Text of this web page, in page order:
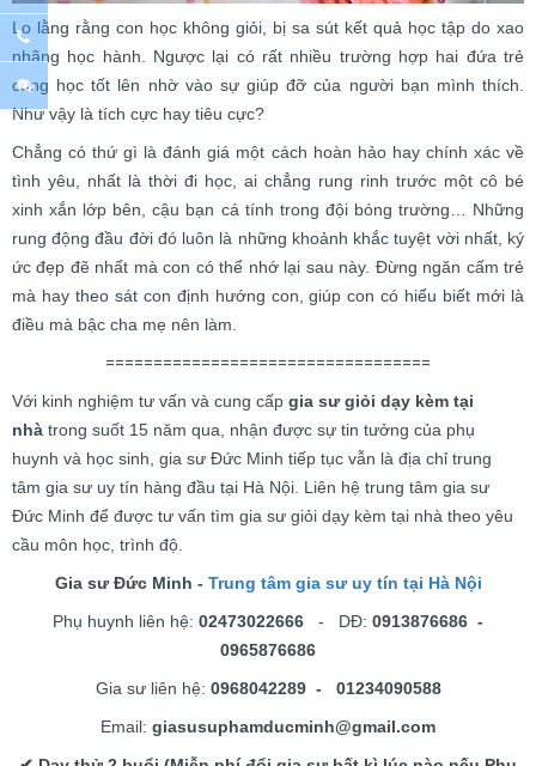
Lo lằng rằng con học không giỏi, bị sa sút kết quả học tập do xao
nhãng học hành. Ngược lại có rất nhiều trường hợp hai đứa trẻ
cùng học tốt lên nhờ vào sự giúp đỡ của người bạn mình thích.
Như vậy là tích cực hay tiêu cực?
Chẳng có thứ gì là đánh giá một cách hoàn hảo hay chính xác về
tình yêu, nhất là thời đi học, ai chẳng rung rinh trước một cô bé
xinh xắn lớp bên, cậu bạn cá tính trong đội bóng trường… Những
rung động đầu đời đó luôn là những khoảnh khắc tuyệt vời nhất, ký
ức đẹp đẽ nhất mà con có thể nhớ lại sau này. Đừng ngăn cấm trẻ
mà hay theo sát con định hướng con, giúp con có hiểu biết mới là
điều mà bậc cha mẹ nên làm.
==================================
Với kinh nghiệm tư vấn và cung cấp gia sư giỏi dạy kèm tại
nhà trong suốt 15 năm qua, nhận được sự tin tưởng của phụ
huynh và học sinh, gia sư Đức Minh tiếp tục vẫn là địa chỉ trung
tâm gia sư uy tín hàng đầu tại Hà Nội. Liên hệ trung tâm gia sư
Đức Minh để được tư vấn tìm gia sư giỏi dạy kèm tại nhà theo yêu
cầu môn học, trình độ.
Gia sư Đức Minh - Trung tâm gia sư uy tín tại Hà Nội
Phụ huynh liên hệ: 02473022666 - DĐ: 0913876686 -
0965876686
Gia sư liên hệ: 0968042289 - 01234090588
Email: giasusuphamducminh@gmail.com